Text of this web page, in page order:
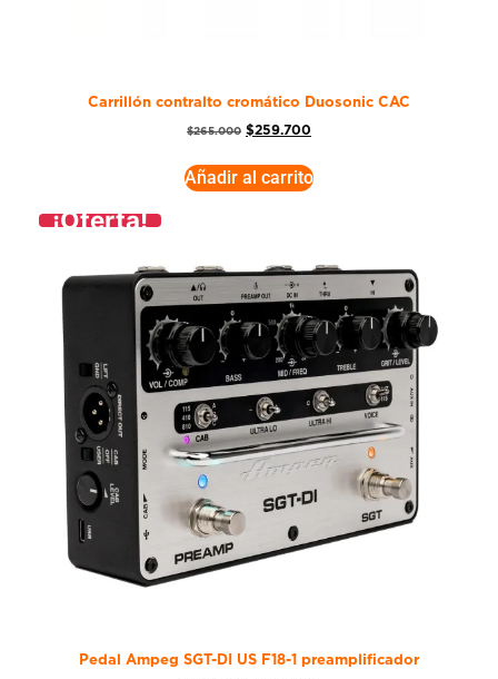
Carrillón contralto cromático Duosonic CAC
$265.000 $259.700
Añadir al carrito
¡Oferta!
Pedal Ampeg SGT-DI US F18-1 preamplificador